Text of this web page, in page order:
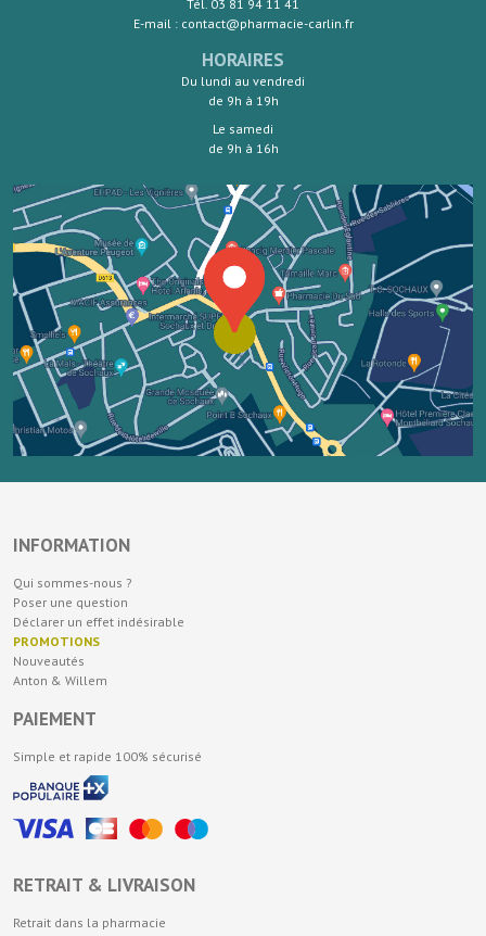
Tél. 03 81 94 11 41
E-mail : contact@pharmacie-carlin.fr
HORAIRES
Du lundi au vendredi
de 9h à 19h
Le samedi
de 9h à 16h
INFORMATION
Qui sommes-nous ?
Poser une question
Déclarer un effet indésirable
PROMOTIONS
Nouveautés
Anton & Willem
PAIEMENT
Simple et rapide 100% sécurisé
RETRAIT & LIVRAISON
Retrait dans la pharmacie